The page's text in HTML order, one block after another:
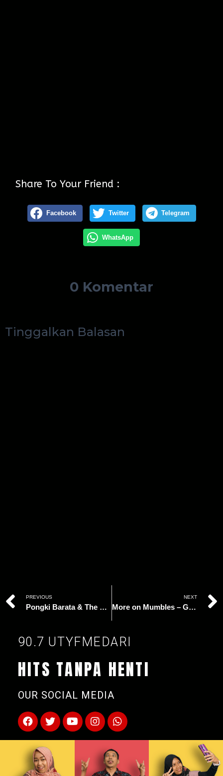
Share To Your Friend :
Facebook Twitter Telegram
WhatsApp
0 Komentar
Tinggalkan Balasan
PREVIOUS
Pongki Barata & The Dangerous Band – Maaf
NEXT
More on Mumbles – Good For You
90.7 UTYFMEDARI
HITS TANPA HENTI
OUR SOCIAL MEDIA